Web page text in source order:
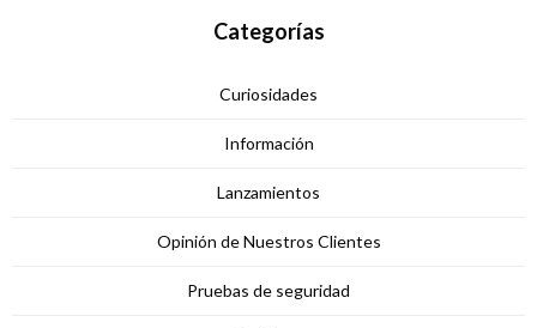
Categorías
Curiosidades
Información
Lanzamientos
Opinión de Nuestros Clientes
Pruebas de seguridad